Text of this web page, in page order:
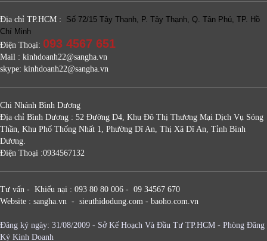
Địa chỉ TP.HCM :
Số 72/15 Tây Thạnh, P. Tây Thạnh, Q. Tân Phú, TP. Hồ
Chí Minh
Điện Thoại: 093 4567 651
Mail : kinhdoanh22@sangha.vn
skype: kinhdoanh22@sangha.vn
Chi Nhánh Bình Dương
Địa chỉ Bình Dương : 52 Đường D4, Khu Đô Thị Thương Mại Dịch Vụ Sóng
Thần, Khu Phố Thống Nhất 1, Phường Dĩ An, Thị Xã Dĩ An, Tỉnh Bình
Dương.
Điện Thoại :0934567132
Tư vấn - Khiếu nại : 093 80 80 006 - 09 34567 670
Website : sangha.vn - sieuthidodung.com - baoho.com.vn
Đăng ký ngày: 31/08/2009 - Sở Kế Hoạch Và Đầu Tư TP.HCM - Phòng Đăng
Ký Kinh Doanh